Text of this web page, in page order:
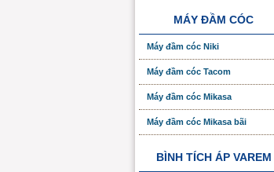
MÁY ĐẦM CÓC
Máy đầm cóc Niki
Máy đầm cóc Tacom
Máy đầm cóc Mikasa
Máy đầm cóc Mikasa bãi
BÌNH TÍCH ÁP VAREM